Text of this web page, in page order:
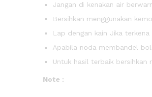
Jangan di kenakan air
Bersihkan menggunakan
Lap dengan kain Jika terkena
Apabila noda membandel
Untuk hasil terbaik bersihkan
Note :